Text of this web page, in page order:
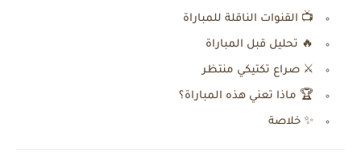
📺 القنوات الناقلة للمباراة
🔥 تحليل قبل المباراة
⚔️ صراع تكتيكي منتظر
🏆 ماذا تعني هذه المباراة؟
✨ خلاصة